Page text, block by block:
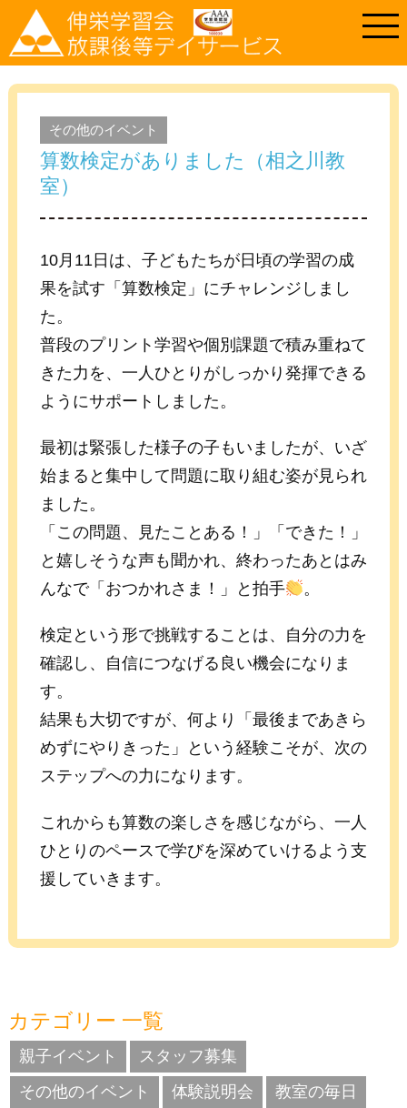
その他のイベント
算数検定がありました（相之川教
室）
10月11日は、子どもたちが日頃の学習の成
果を試す「算数検定」にチャレンジしまし
た。
普段のプリント学習や個別課題で積み重ねて
きた力を、一人ひとりがしっかり発揮できる
ようにサポートしました。
最初は緊張した様子の子もいましたが、いざ
始まると集中して問題に取り組む姿が見られ
ました。
「この問題、見たことある！」「できた！」
と嬉しそうな声も聞かれ、終わったあとはみ
んなで「おつかれさま！」と拍手
。
検定という形で挑戦することは、自分の力を
確認し、自信につなげる良い機会になりま
す。
結果も大切ですが、何より「最後まであきら
めずにやりきった」という経験こそが、次の
ステップへの力になります。
これからも算数の楽しさを感じながら、一人
ひとりのペースで学びを深めていけるよう支
援していきます。
カテゴリー 一覧
親子イベント
スタッフ募集
その他のイベント
体験説明会
教室の毎日